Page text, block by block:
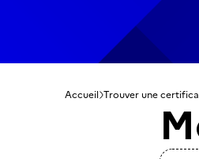
Accueil Trouver une